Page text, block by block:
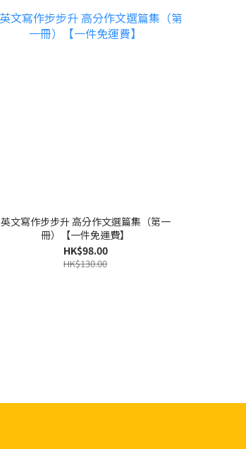
英文寫作步步升 高分作文選篇集（第一
冊）【一件免運費】
HK$98.00
HK$130.00